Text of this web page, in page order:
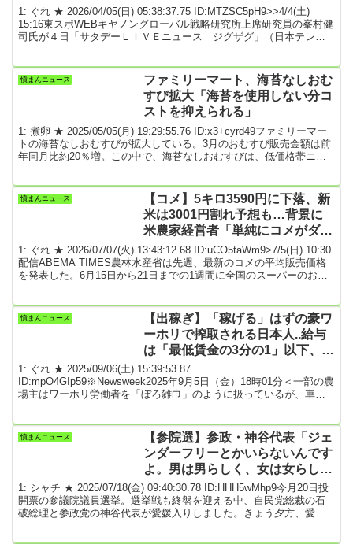
★3
1: ぐれ ★ 2026/04/05(日) 05:38:37.75 ID:MTZSC5pH9>>4/4(土)
15:16東スポWEBキヤノングローバル戦略研究所上席研究員の峯村健
司氏が４日「サタデーＬＩＶＥニュース ジグザグ」（日本テレビ
う。石器時代にもどしてやる」と発言した。峯村氏は「４月２９日
という締め切りが頭の中にあるんだろうと思う。この日が何かと言
憤まんニュース
ファミリーマート、海苔なしおむ
すび拡大「海苔を使用しない分コ
ストを抑えられる」
1: 煮卵 ★ 2025/05/05(月) 19:29:55.76 ID:x3+cyrd49ファミリーマー
トの海苔なしおむすびが拡大している。3月のおむすび販売金額は前
年同月比約20％増。この中で、海苔なしおむすびは、低価格帯ニー
成比は上昇。低価格ニーズへの対応については「基本、おむすびの
仕様は海苔・ごはん・中具で構成されており、まぜごはんタイプの
海苔なしおむすびとした場合、...
憤まんニュース
【コメ】5キロ3590円に下落、新
米は3001円割れ予想も…背景に
米農家経営者「単純にコメがダブ
ついてしまった」★5
1: ぐれ ★ 2026/07/07(火) 13:43:12.68 ID:uCO5taWm9>7/5(日) 10:30
配信ABEMA TIMES農林水産省は先週、最新のコメの平均販売価格
を発表した。6月15日から21日までの1週間に全国のスーパーのおよ
円を割り込むと予想する店舗も出てきている。なぜコメの価格が下
がっているのか。『ABEMA Prime』で...
憤まんニュース
【出稼ぎ】「稼げる」はずの豪ワ
ーホリで搾取される日本人..給与
は「最低賃金の3分の1」以下、未
払いも
1: ぐれ ★ 2025/09/06(土) 15:39:53.87
ID:mpO4GIp59※Newsweek2025年9月5日（金）18時01分＜一部の農
場主はワーホリ労働者を「ぼろ雑巾」のように扱っているが、車も
ラリアに「出稼ぎ」に行く時代に。しかし一部には「労働搾取」と
「悪徳農場」がはびこり、被害にあっても泣き寝入りするしかない
という現実が。日本の若者を搾取する「豪ワー...
憤まんニュース
【参院選】参政・神谷代表「ジェ
ンダーフリーとかいらないんです
よ。男は男らしく、女は女らしく
でいいじゃないですか」★２
1: シャチ ★ 2025/07/18(金) 09:40:30.78 ID:HHH5wMhp9今月20日投
開票の参議院議員選挙。選挙戦も終盤を迎える中、自民党総裁の石
破総理と参政党の神谷代表が愛媛入りしました。きょう夕方、愛媛